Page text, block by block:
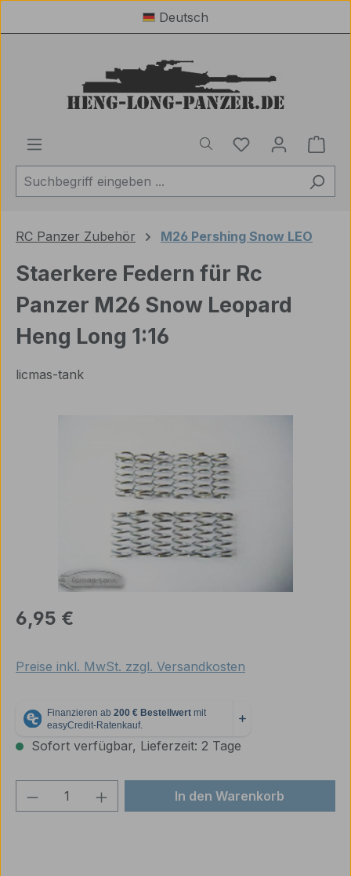
Zum Hauptinhalt springenDeutsch
Du hast 0
RC Panzer Zubehör M26 Pershing Snow LEO
Staerkere Federn für Rc
Panzer M26 Snow Leopard
Heng Long 1:16
licmas-tank
Regulärer Preis:
6,95 €
Preise inkl. MwSt. zzgl. Versandkosten
Sofort verfügbar, Lieferzeit: 2 Tage
Produkt Anzahl: Gib denIn den Warenkorb